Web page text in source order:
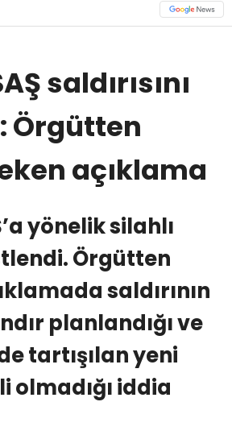
saldırısını
Örgütten
açıklama
yönelik silahlı
Örgütten
saldırının
planlandığı ve
tartışılan yeni
olmadığı iddia